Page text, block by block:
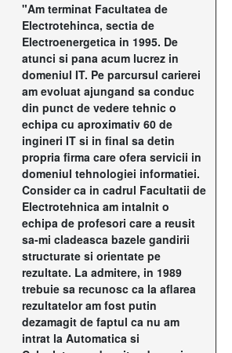
"Am terminat Facultatea de
Electrotehinca, sectia de
Electroenergetica in 1995. De
atunci si pana acum lucrez in
domeniul IT. Pe parcursul carierei
am evoluat ajungand sa conduc
din punct de vedere tehnic o
echipa cu aproximativ 60 de
ingineri IT si in final sa detin
propria firma care ofera servicii in
domeniul tehnologiei informatiei.
Consider ca in cadrul Facultatii de
Electrotehnica am intalnit o
echipa de profesori care a reusit
sa-mi cladeasca bazele gandirii
structurate si orientate pe
rezultate. La admitere, in 1989
trebuie sa recunosc ca la aflarea
rezultatelor am fost putin
dezamagit de faptul ca nu am
intrat la Automatica si